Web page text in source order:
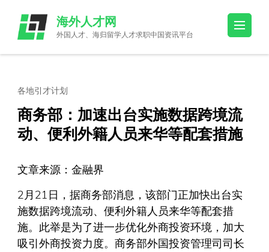
content
(Press
海外人才网
外国人才、海归留学人才求职中国资讯平台
各地引才计划
商务部：加速出台实施数据跨境流
动、便利外籍人员来华等配套措施
文章来源：金融界
2月21日，据商务部消息，该部门正加快出台实
施数据跨境流动、便利外籍人员来华等配套措
施。此举是为了进一步优化外商投资环境，加大
吸引外商投资力度。商务部外国投资管理司司长